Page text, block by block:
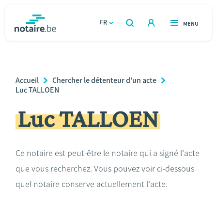
FR
OUVERT
RECHERCHER
OUVERT
MENU
Relations et vivre ensemble
Héritage et donations
Le notaire
Breadcrumb
Accueil
Chercher le détenteur d'un acte
Luc TALLOEN
Luc TALLOEN
Ce notaire est peut-être le notaire qui a signé l'acte
que vous recherchez. Vous pouvez voir ci-dessous
quel notaire conserve actuellement l'acte.